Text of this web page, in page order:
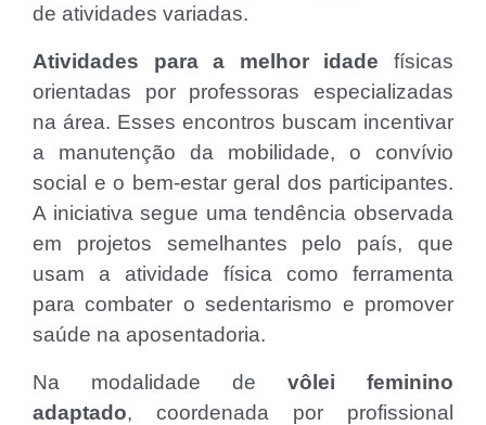
de atividades variadas.
Atividades para a melhor idade físicas
orientadas por professoras especializadas
na área. Esses encontros buscam incentivar
a manutenção da mobilidade, o convívio
social e o bem-estar geral dos participantes.
A iniciativa segue uma tendência observada
em projetos semelhantes pelo país, que
usam a atividade física como ferramenta
para combater o sedentarismo e promover
saúde na aposentadoria.
Na modalidade de vôlei feminino
adaptado, coordenada por profissional